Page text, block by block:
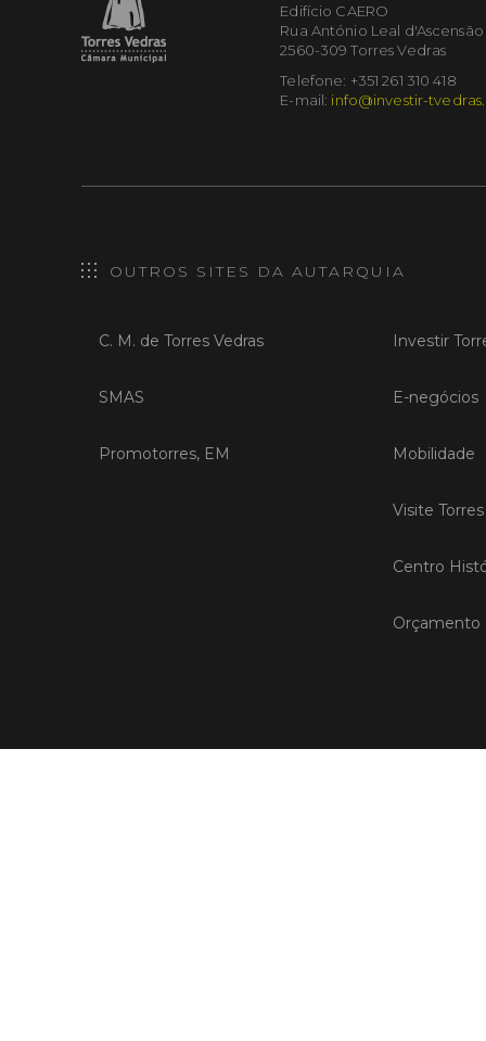
Edifício CAERO
Rua António Leal d'Ascensão
2560-309 Torres Vedras
Telefone: +351 261 310 418
E-mail: info@investir-
OUTROS SITES DA AUTARQUIA
C. M. de Torres Vedras
SMAS
Promotorres, EM
Investir
E-negócios
Mobilidade
Visite
Centro
Orçamento